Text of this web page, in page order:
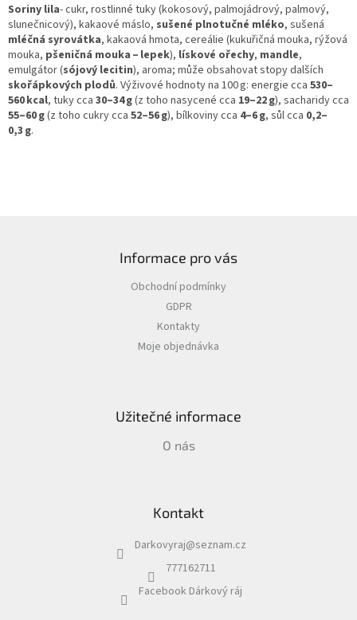
Soriny lila- cukr, rostlinné tuky (kokosový, palmojádrový, palmový,
slunečnicový), kakaové máslo, sušené plnotučné mléko, sušená
mléčná syrovátka, kakaová hmota, cereálie (kukuřičná mouka, rýžová
mouka, pšeničná mouka – lepek), lískové ořechy, mandle,
emulgátor (sójový lecitin), aroma; může obsahovat stopy dalších
skořápkových plodů. Výživové hodnoty na 100 g: energie cca 530–
560 kcal, tuky cca 30–34 g(z toho nasycené cca 19–22 g), sacharidy cca
55–60 g(z toho cukry cca 52–56 g), bílkoviny cca 4–6 g, sůl cca 0,2–
0,3 g.
Informace pro vás
Obchodní podmínky
GDPR
Kontakty
Moje objednávka
Užitečné informace
O nás
Kontakt
Darkovyraj@seznam.cz
777162711
Facebook Dárkový ráj